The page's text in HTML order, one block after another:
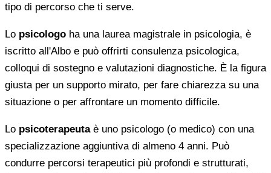
tipo di percorso che ti serve.
Lo psicologo ha una laurea magistrale in psicologia, è
iscritto all'Albo e può offrirti consulenza psicologica,
colloqui di sostegno e valutazioni diagnostiche. È la figura
giusta per un supporto mirato, per fare chiarezza su una
situazione o per affrontare un momento difficile.
Lo psicoterapeutaè uno psicologo (o medico) con una
specializzazione aggiuntiva di almeno 4 anni. Può
condurre percorsi terapeutici più profondi e strutturati,